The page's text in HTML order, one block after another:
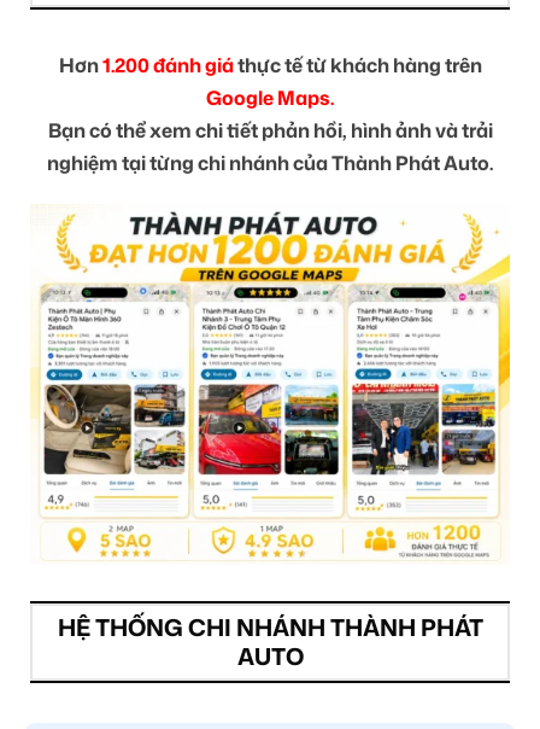
Hơn1.200 đánh giáthực tế từ khách hàng trên
Google Maps.
Bạn có thể xem chi tiết phản hồi, hình ảnh và trải
nghiệm tại từng chi nhánh của Thành Phát Auto.
HỆ THỐNG CHI NHÁNH THÀNH PHÁT
AUTO